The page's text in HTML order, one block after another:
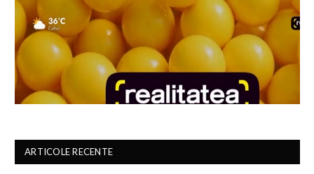
ARTICOLE RECENTE